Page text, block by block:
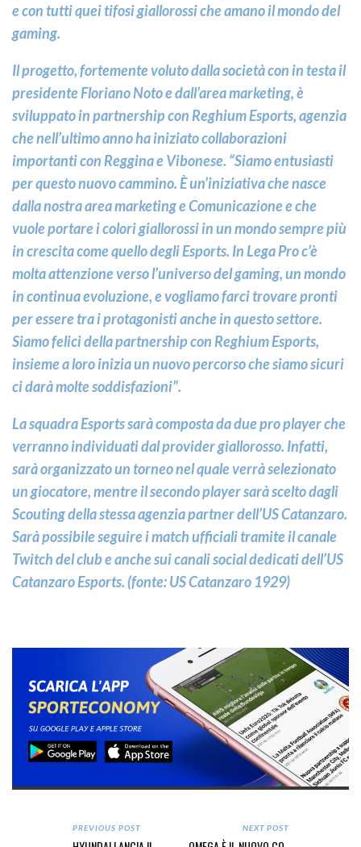
e con tutti quei tifosi giallorossi che amano il mondo del
gaming.
Il progetto, fortemente voluto dalla società con in testa il
presidente Floriano Noto e dall’area marketing, è
sviluppato in partnership con Reghium Esports, agenzia
che nell’ultimo anno ha iniziato collaborazioni
importanti con Reggina e Vibonese. “Siamo entusiasti
per questo nuovo cammino. È un’iniziativa che nasce
dalla nostra area marketing e Comunicazione e che
vuole portare i colori giallorossi in un mondo sempre più
in crescita come quello degli Esports. In Lega Pro c’è
molta attenzione verso l’universo del gaming, un mondo
in continua evoluzione, e vogliamo farci trovare pronti
per essere tra i protagonisti anche in questo settore.
Siamo felici della partnership con Reghium Esports,
insieme a loro inizia un nuovo percorso che siamo sicuri
ci darà molte soddisfazioni”.
La squadra Esports sarà composta da due pro player che
verranno individuati dal provider giallorosso. Infatti,
sarà organizzato un torneo nel quale verrà selezionato
un giocatore, mentre il secondo player sarà scelto dagli
Scouting della stessa agenzia partner dell’US Catanzaro.
Sarà possibile seguire i match ufficiali tramite il canale
Twitch del club e anche sui canali social dedicati dell’US
Catanzaro Esports. (fonte: US Catanzaro 1929)
PREVIOUS POST NEXT POST